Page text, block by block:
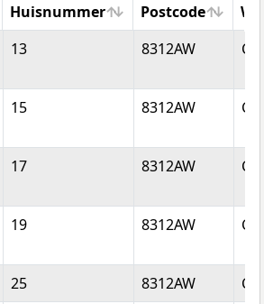
Huisnummer Postcode
Huisnummer Postcode
13 8312AW
15 8312AW
17 8312AW
19 8312AW
25 8312AW